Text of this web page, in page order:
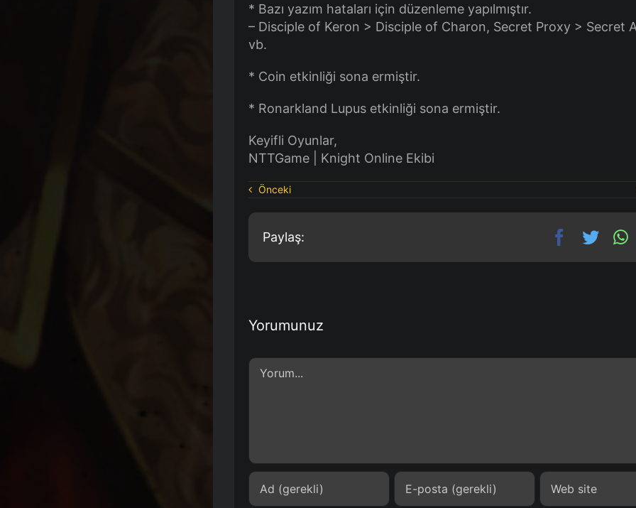
* Bazı yazım hataları için düzenleme yapılmıştır.
– Disciple of Keron > Disciple of Charon, Secret Proxy > Secret
vb.
* Coin etkinliği sona ermiştir.
* Ronarkland Lupus etkinliği sona ermiştir.
Keyifli Oyunlar,
NTTGame | Knight Online Ekibi
Önceki
Paylaş:
Yorumunuz
Comment